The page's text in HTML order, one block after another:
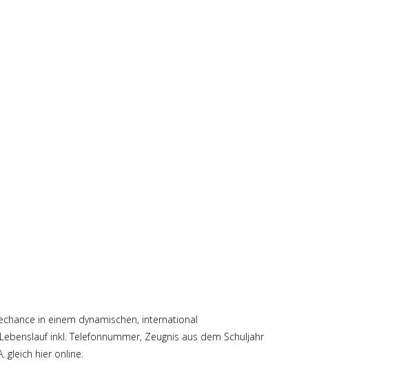
in einem dynamischen, international
inkl. Telefonnummer, Zeugnis aus dem Schuljahr
gleich hier online.